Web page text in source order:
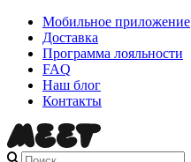
Мобильное приложение
Доставка
Программа лояльности
FAQ
Наш блог
Контакты